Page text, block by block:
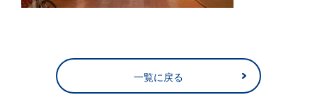
一覧に戻る